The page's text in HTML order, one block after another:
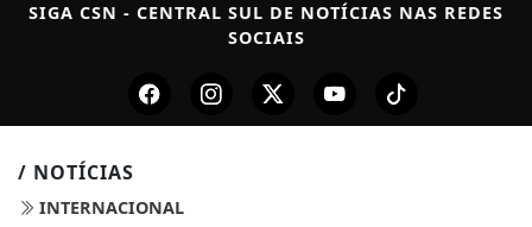
SIGA CSN - CENTRAL SUL DE NOTÍCIAS NAS REDES
SOCIAIS
/ NOTÍCIAS
INTERNACIONAL